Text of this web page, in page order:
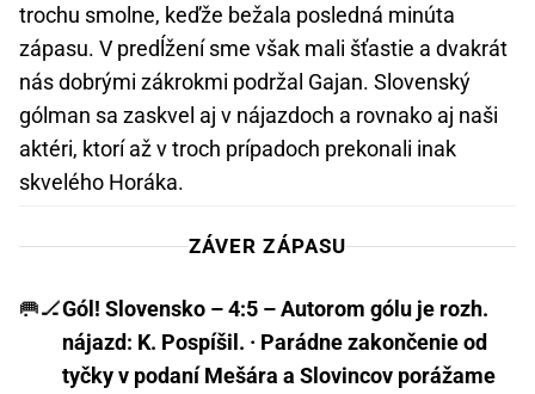
trochu smolne, keďže bežala posledná minúta
zápasu. V predĺžení sme však mali šťastie a dvakrát
nás dobrými zákrokmi podržal Gajan. Slovenský
gólman sa zaskvel aj v nájazdoch a rovnako aj naši
aktéri, ktorí až v troch prípadoch prekonali inak
skvelého Horáka.
ZÁVER ZÁPASU
🥅🏒Gól! Slovensko – 4:5 – Autorom gólu je rozh.
nájazd: K. Pospíšil. · Parádne zakončenie od
tyčky v podaní Mešára a Slovincov porážame